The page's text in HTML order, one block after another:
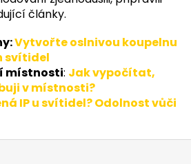
články.
Vytvořte oslnivou koupelnu
svítidel
místnosti: Jak vypočítat,
v místnosti?
IP u svítidel? Odolnost vůči